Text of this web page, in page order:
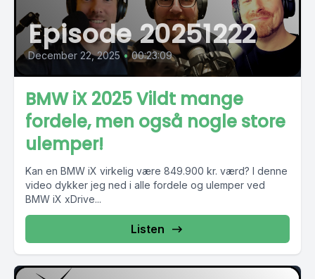
Episode 20251222
December 22, 2025 • 00:23:09
BMW iX 2025 Vildt mange
fordele, men også nogle store
ulemper!
Kan en BMW iX virkelig være 849.900 kr. værd? I denne
video dykker jeg ned i alle fordele og ulemper ved
BMW iX xDrive...
Listen